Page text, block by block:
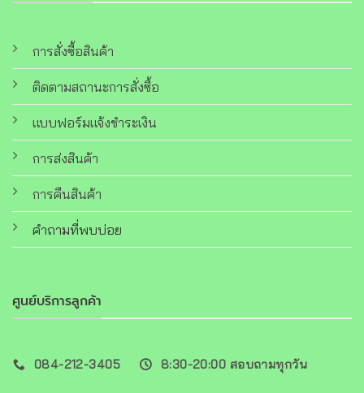
การสั่งซื้อสินค้า
ติดตามสถานะการสั่งซื้อ
แบบฟอร์มแจ้งชำระเงิน
การส่งสินค้า
การคืนสินค้า
คำถามที่พบบ่อย
ศูนย์บริการลูกค้า
084-212-3405 8:30-20:00 สอบถามทุกวัน